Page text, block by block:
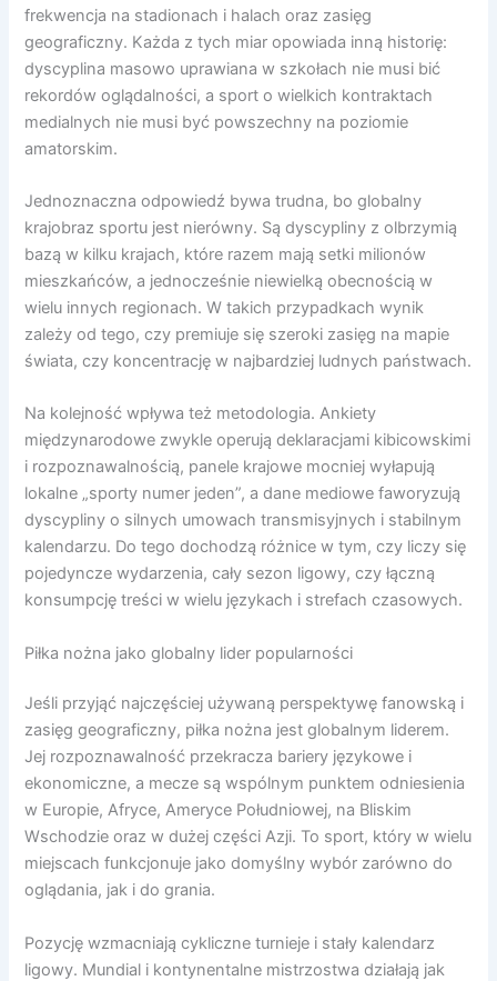
frekwencja na stadionach i halach oraz zasięg
geograficzny. Każda z tych miar opowiada inną historię:
dyscyplina masowo uprawiana w szkołach nie musi bić
rekordów oglądalności, a sport o wielkich kontraktach
medialnych nie musi być powszechny na poziomie
amatorskim.
Jednoznaczna odpowiedź bywa trudna, bo globalny
krajobraz sportu jest nierówny. Są dyscypliny z olbrzymią
bazą w kilku krajach, które razem mają setki milionów
mieszkańców, a jednocześnie niewielką obecnością w
wielu innych regionach. W takich przypadkach wynik
zależy od tego, czy premiuje się szeroki zasięg na mapie
świata, czy koncentrację w najbardziej ludnych państwach.
Na kolejność wpływa też metodologia. Ankiety
międzynarodowe zwykle operują deklaracjami kibicowskimi
i rozpoznawalnością, panele krajowe mocniej wyłapują
lokalne „sporty numer jeden”, a dane mediowe faworyzują
dyscypliny o silnych umowach transmisyjnych i stabilnym
kalendarzu. Do tego dochodzą różnice w tym, czy liczy się
pojedyncze wydarzenia, cały sezon ligowy, czy łączną
konsumpcję treści w wielu językach i strefach czasowych.
Piłka nożna jako globalny lider popularności
Jeśli przyjąć najczęściej używaną perspektywę fanowską i
zasięg geograficzny, piłka nożna jest globalnym liderem.
Jej rozpoznawalność przekracza bariery językowe i
ekonomiczne, a mecze są wspólnym punktem odniesienia
w Europie, Afryce, Ameryce Południowej, na Bliskim
Wschodzie oraz w dużej części Azji. To sport, który w wielu
miejscach funkcjonuje jako domyślny wybór zarówno do
oglądania, jak i do grania.
Pozycję wzmacniają cykliczne turnieje i stały kalendarz
ligowy. Mundial i kontynentalne mistrzostwa działają jak